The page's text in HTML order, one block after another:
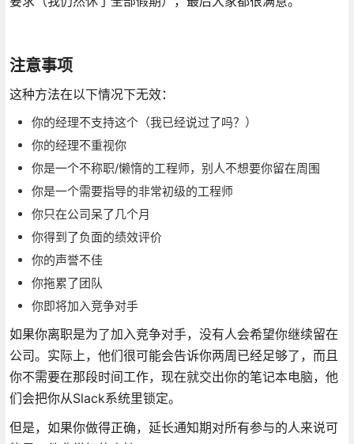
注意事项
这种方法在以下情况下无效：
你的经理不支持这个（我已经说过了吗？）
你的经理不重视你
你是一个不称职/懒惰的工程师，别人不想要你留在周围
你是一个需要指导的非常初级的工程师
你只在公司呆了几个月
你得到了负面的绩效评价
你的声誉不佳
你拖累了团队
你即将加入竞争对手
如果你离职是为了加入竞争对手，没有人会希望你继续留在
公司。实际上，他们很可能会告诉你两周已经足够了，而且
你不需要在那段时间工作，现在就交出你的笔记本电脑，他
们会把你从Slack系统里锁定。
但是，如果你做得正确，延长通知期对所有参与的人来说可